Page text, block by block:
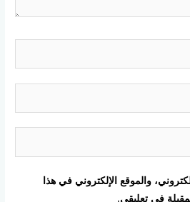
والموقع الإلكتروني في هذا
في تعليقي.